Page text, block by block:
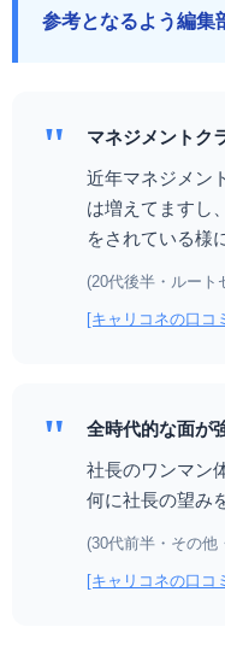
参考となるよう編集
"
マネジメントク
近年マネジメン
は増えてますし
をされている様
(20代後半・ルート
[キャリコネの口コ
"
全時代的な面が
社長のワンマン
何に社長の望み
(30代前半・その他
[キャリコネの口コ